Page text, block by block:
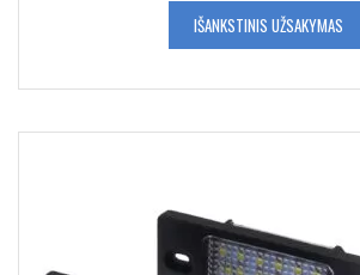
IŠANKSTINIS UŽSAKYMAS